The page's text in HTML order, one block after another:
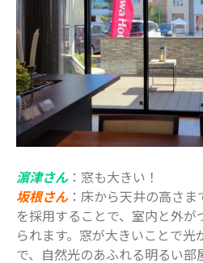
2019
カ
お仕
イベ
住ま
子ど
い）
家事
濵津さん：窓も大きい！
坂根さん：床から天井の高さ
を採用することで、室内と外が
られます。窓が大きいことで光
で、自然光のあふれる明るい部